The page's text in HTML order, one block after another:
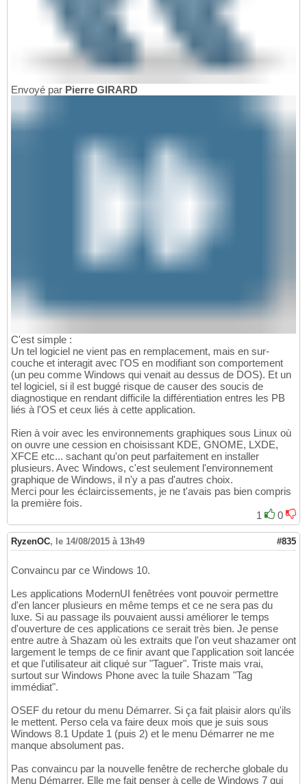
Envoyé par Pierre GIRARD
C'est simple :
Un tel logiciel ne vient pas en remplacement, mais en sur-
couche et interagit avec l'OS en modifiant son comportement
(un peu comme Windows qui venait au dessus de DOS). Et un
tel logiciel, si il est buggé risque de causer des soucis de
diagnostique en rendant difficile la différentiation entres les PB
liés à l'OS et ceux liés à cette application.
Rien à voir avec les environnements graphiques sous Linux où
on ouvre une cession en choisissant KDE, GNOME, LXDE,
XFCE etc... sachant qu'on peut parfaitement en installer
plusieurs. Avec Windows, c'est seulement l'environnement
graphique de Windows, il n'y a pas d'autres choix.
Merci pour les éclaircissements, je ne t'avais pas bien compris
la première fois.
1
0
RyzenOC, le 14/08/2015 à 13h49 #835
Convaincu par ce Windows 10.
Les applications ModernUI fenêtrées vont pouvoir permettre
d'en lancer plusieurs en même temps et ce ne sera pas du
luxe. Si au passage ils pouvaient aussi améliorer le temps
d'ouverture de ces applications ce serait très bien. Je pense
entre autre à Shazam où les extraits que l'on veut shazamer ont
largement le temps de ce finir avant que l'application soit lancée
et que l'utilisateur ait cliqué sur "Taguer". Triste mais vrai,
surtout sur Windows Phone avec la tuile Shazam "Tag
immédiat".
OSEF du retour du menu Démarrer. Si ça fait plaisir alors qu'ils
le mettent. Perso cela va faire deux mois que je suis sous
Windows 8.1 Update 1 (puis 2) et le menu Démarrer ne me
manque absolument pas.
Pas convaincu par la nouvelle fenêtre de recherche globale du
Menu Démarrer. Elle me fait penser à celle de Windows 7 qui